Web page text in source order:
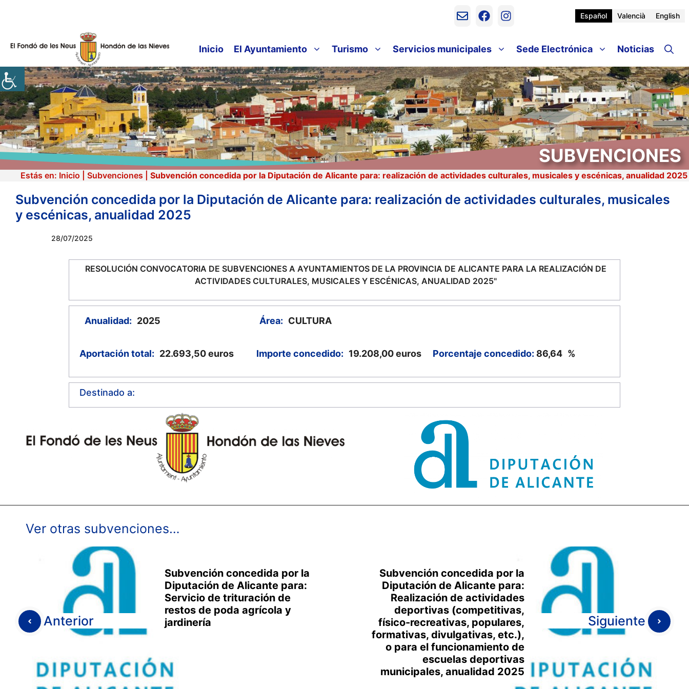
Español Valencià English
Inicio El Ayuntamiento Turismo Servicios municipales Sede Electrónica Noticias
SUBVENCIONES
Estás en: Inicio Subvenciones Subvención concedida por la Diputación de Alicante para: realización de actividades culturales, musicales y escénicas, anualidad 2025
Subvención concedida por la Diputación de Alicante para: realización de actividades culturales, musicales
y escénicas, anualidad 2025
28/07/2025
RESOLUCIÓN CONVOCATORIA DE SUBVENCIONES A AYUNTAMIENTOS DE LA PROVINCIA DE ALICANTE PARA LA REALIZACIÓN DE
ACTIVIDADES CULTURALES, MUSICALES Y ESCÉNICAS, ANUALIDAD 2025"
Anualidad: 2025 Área: CULTURA
Aportación total: 22.693,50 euros Importe concedido: 19.208,00 euros Porcentaje concedido: 86,64 %
Destinado a:
Ver otras subvenciones…
Anterior
Subvención concedida por la
Diputación de Alicante para:
Servicio de trituración de
restos de poda agrícola y
jardinería
Subvención concedida por la
Diputación de Alicante para:
Realización de actividades
deportivas (competitivas,
físico-recreativas, populares,
formativas, divulgativas, etc.),
o para el funcionamiento de
escuelas deportivas
municipales, anualidad 2025
Siguiente